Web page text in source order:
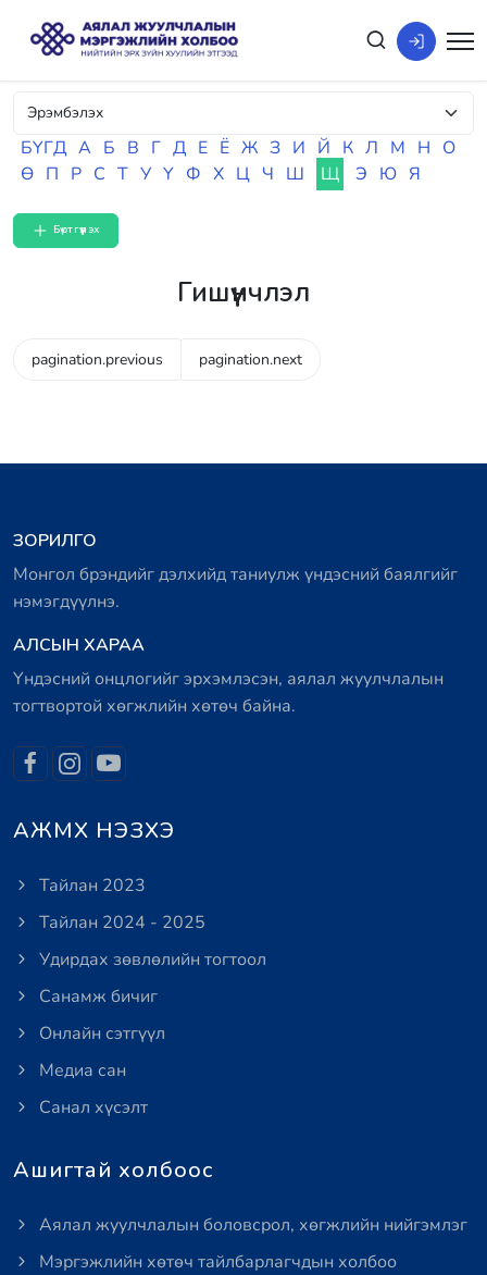
БҮГД А Б В Г Д Е Ё Ж З И Й К Л М Н О
Ө П Р С Т У Ү Ф Х Ц Ч Ш Щ Э Ю Я
Бүртгүүлэх
Гишүүнчлэл
pagination.previous pagination.next
ЗОРИЛГО
Монгол брэндийг дэлхийд таниулж үндэсний баялгийг
нэмэгдүүлнэ.
АЛСЫН ХАРАА
Үндэсний онцлогийг эрхэмлэсэн, аялал жуулчлалын
тогтвортой хөгжлийн хөтөч байна.
АЖМХ НЭЗХЭ
Тайлан 2023
Тайлан 2024 - 2025
Удирдах зөвлөлийн тогтоол
Санамж бичиг
Онлайн сэтгүүл
Медиа сан
Санал хүсэлт
Ашигтай холбоос
Аялал жуулчлалын боловсрол, хөгжлийн нийгэмлэг
Мэргэжлийн хөтөч тайлбарлагчдын холбоо